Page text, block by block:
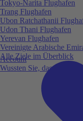
Account
Wussten Sie, dass Sie
Tokyo-Narita Flughafen
Trang Flughafen
Ubon Ratchathanii
Udon Thani Flughafen
Yerevan Flughafen
Vereinigte Arabische
Alle Ziele im Überblick